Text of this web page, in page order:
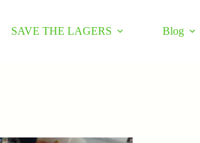
SAVE THE LAGERS Blog